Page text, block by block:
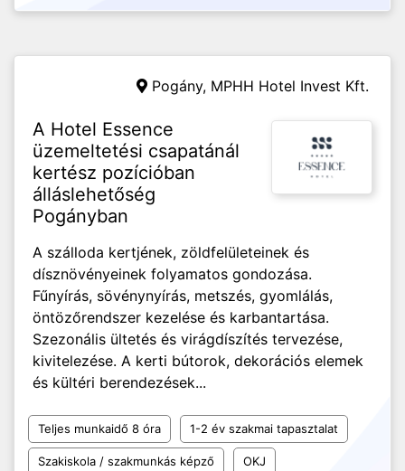
Pogány, MPHH Hotel Invest Kft.
A Hotel Essence
üzemeltetési csapatánál
kertész pozícióban
álláslehetőség
Pogányban
A szálloda kertjének, zöldfelületeinek és
dísznövényeinek folyamatos gondozása.
Fűnyírás, sövénynyírás, metszés, gyomlálás,
öntözőrendszer kezelése és karbantartása.
Szezonális ültetés és virágdíszítés tervezése,
kivitelezése. A kerti bútorok, dekorációs elemek
és kültéri berendezések...
Teljes munkaidő 8 óra 1-2 év szakmai tapasztalat
Szakiskola / szakmunkás képző OKJ